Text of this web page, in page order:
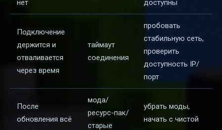
нет
доступны
Подключение
держится и
отваливается
через время
таймаут
соединения
пробовать
стабильную сеть,
проверить
доступность IP/
порт
После
обновления всё
мода/
ресурс-пак/
старые
убрать моды,
начать с чистой